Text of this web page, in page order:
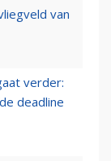
van
verder:
deadline